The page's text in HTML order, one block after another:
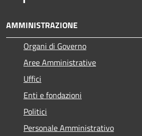
AMMINISTRAZIONE
Organi di Governo
Aree Amministrative
Uffici
Enti e fondazioni
Politici
Personale Amministrativo